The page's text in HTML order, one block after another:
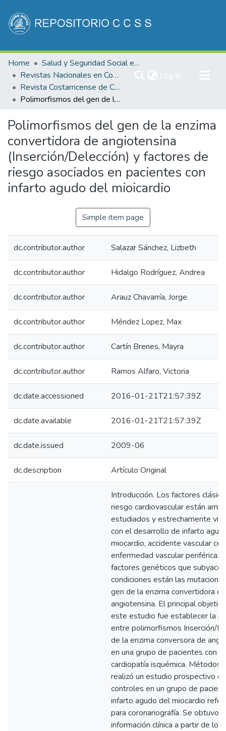
Communities & Collections
All of DSpace
Statistics
Home
Salud y Seguridad Social en Costa Rica
Revistas Nacionales en Costa Rica
Revista Costarricense de Cardiología
Polimorfismos del gen de la enzima convertidora de angiotensina (Inserción/Delección) y factores de riesgo asociados en pacientes con infarto agudo del mioicardio
Polimorfismos del gen de la enzima
convertidora de angiotensina
(Inserción/Delección) y factores de
riesgo asociados en pacientes con
infarto agudo del mioicardio
Simple item page
dc.contributor.author Salazar Sánchez, Lizbeth
dc.contributor.author Hidalgo Rodríguez, Andrea
dc.contributor.author Arauz Chavarría, Jorge
dc.contributor.author Méndez Lopez, Max
dc.contributor.author Cartín Brenes, Mayra
dc.contributor.author Ramos Alfaro, Victoria
dc.date.accessioned 2016-01-21T21:57:39Z
dc.date.available 2016-01-21T21:57:39Z
dc.date.issued 2009-06
dc.description Artículo Original
Introducción. Los factores
riesgo cardiovascular están
estudiados y estrechamente
con el desarrollo de infarto
miocardio, accidente vascular
enfermedad vascular periférica.
factores genéticos que
condiciones están las
gen de la enzima convertidora de
angiotensina. El principal
este estudio fue establecer la
entre polimorfismos Inserción/
de la enzima conversora de
en una grupo de pacientes con
cardiopatía isquémica. Métodos:
realizó un estudio prospectivo
controles en un grupo de
infarto agudo del miocardio
para coronariografía. Se obtuvo
información clínica a partir de los